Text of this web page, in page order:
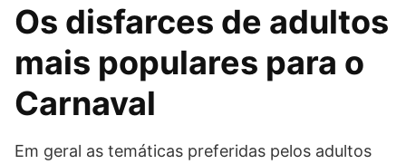
Os disfarces de adultos
mais populares para o
Carnaval
Em geral as temáticas preferidas pelos adultos